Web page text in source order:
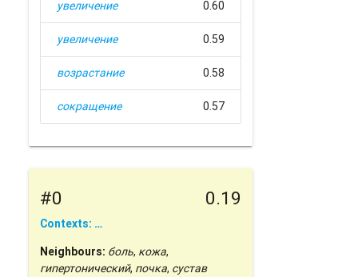
увеличение 0.60
увеличение 0.59
возрастание 0.58
сокращение 0.57
#0 0.19
Contexts: …
Neighbours: боль, кожа,
гипертонический, почка, сустав